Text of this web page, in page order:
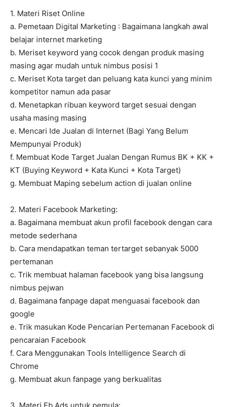
1. Materi Riset Online
a. Pemetaan Digital Marketing : Bagaimana langkah awal
belajar internet marketing
b. Meriset keyword yang cocok dengan produk masing
masing agar mudah untuk nimbus posisi 1
c. Meriset Kota target dan peluang kata kunci yang minim
kompetitor namun ada pasar
d. Menetapkan ribuan keyword target sesuai dengan
usaha masing masing
e. Mencari Ide Jualan di Internet (Bagi Yang Belum
Mempunyai Produk)
f. Membuat Kode Target Jualan Dengan Rumus BK + KK +
KT (Buying Keyword + Kata Kunci + Kota Target)
g. Membuat Maping sebelum action di jualan online
2. Materi Facebook Marketing:
a. Bagaimana membuat akun profil facebook dengan cara
metode sederhana
b. Cara mendapatkan teman tertarget sebanyak 5000
pertemanan
c. Trik membuat halaman facebook yang bisa langsung
nimbus pejwan
d. Bagaimana fanpage dapat menguasai facebook dan
google
e. Trik masukan Kode Pencarian Pertemanan Facebook di
pencaraian Facebook
f. Cara Menggunakan Tools Intelligence Search di
Chrome
g. Membuat akun fanpage yang berkualitas